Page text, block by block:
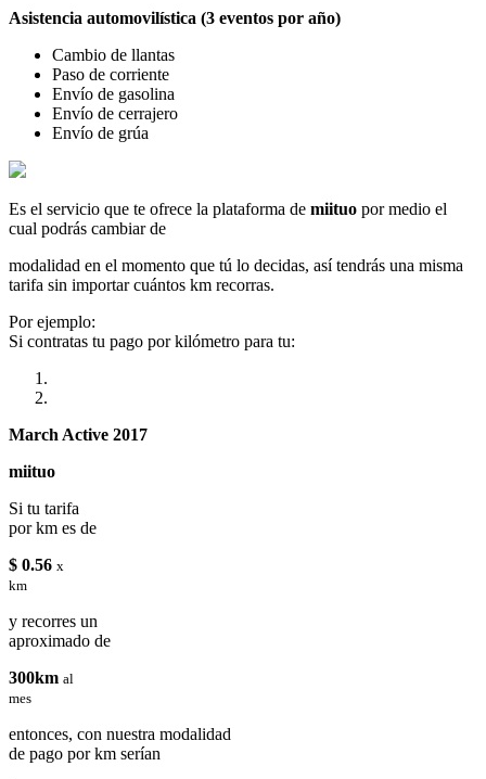
Asistencia automovilística (3 eventos por año)
Cambio de llantas
Paso de corriente
Envío de gasolina
Envío de cerrajero
Envío de grúa
Es el servicio que te ofrece la plataforma de miituo por medio el
cual podrás cambiar de
modalidad en el momento que tú lo decidas, así tendrás una misma
tarifa sin importar cuántos km recorras.
Por ejemplo:
Si contratas tu pago por kilómetro para tu:
March Active 2017
miituo
Si tu tarifa
por km es de
$ 0.56 x
km
y recorres un
aproximado de
300km al
mes
entonces, con nuestra modalidad
de pago por km serían